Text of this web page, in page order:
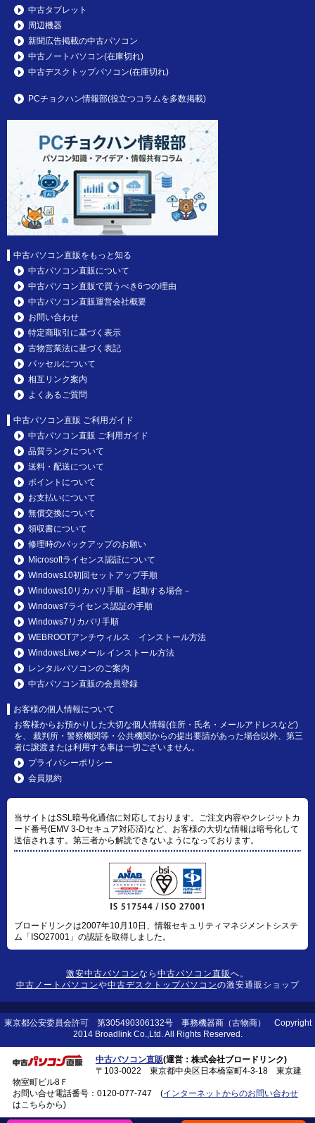
中古タブレット
周辺機器
新聞広告掲載の中古パソコン
中古ノートパソコン(在庫切れ)
中古デスクトップパソコン(在庫切れ)
PCチョクハン情報部(役立つコラムを多数掲載)
中古パソコン直販をもっと知る
中古パソコン直販について
中古パソコン直販で買うべき6つの理由
中古パソコン直販運営会社概要
お問い合わせ
特定商取引に基づく表示
古物営業法に基づく表記
パッセルについて
相互リンク案内
よくあるご質問
中古パソコン直販 ご利用ガイド
中古パソコン直販 ご利用ガイド
品質ランクについて
送料・配送について
ポイントについて
お支払いについて
無償交換について
領収書について
修理時のバックアップのお願い
Microsoftライセンス認証について
Windows10初回セットアップ手順
Windows10リカバリ手順－起動する場合－
Windows7ライセンス認証の手順
Windows7リカバリ手順
WEBROOTアンチウィルス インストール方法
WindowsLiveメール インストール方法
レンタルパソコンのご案内
中古パソコン直販の会員登録
お客様の個人情報について
お客様からお預かりした大切な個人情報(住所・氏名・メールアドレスなど)
を、 裁判所・警察機関等・公共機関からの提出要請があった場合以外、第三
者に譲渡または利用する事は一切ございません。
プライバシーポリシー
会員規約
当サイトはSSL暗号化通信に対応しております。ご注文内容やクレジットカ
ード番号(EMV 3-Dセキュア対応済)など、お客様の大切な情報は暗号化して
送信されます。第三者から解読できないようになっております。
ブロードリンクは2007年10月10日、情報セキュリティマネジメントシステ
ム「ISO27001」の認証を取得しました。
激安中古パソコンなら 中古パソコン直販へ。
中古ノートパソコンや中古デスクトップパソコンの激安通販ショップ
東京都公安委員会許可 第305490306132号 事務機器商（古物商） Copyright
2014 Broadlink Co.,Ltd. All Rights Reserved.
中古パソコン直販(運営：株式会社ブロードリンク)
〒103-0022 東京都中央区日本橋室町4-3-18 東京建
物室町ビル8Ｆ
お問い合せ電話番号： 0120-077-747 (インターネットからのお問い合わせ
はこちらから)